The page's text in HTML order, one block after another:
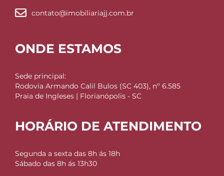
contato@imobiliariajj.com.br
ONDE ESTAMOS
Sede principal:
Rodovia Armando Calil Bulos (SC 403), nº 6.585
Praia de Ingleses | Florianópolis - SC
HORÁRIO DE ATENDIMENTO
Segunda a sexta das 8h ás 18h
Sábado das 8h ás 13h30